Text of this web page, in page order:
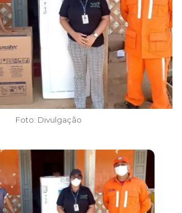
Foto: Divulgação